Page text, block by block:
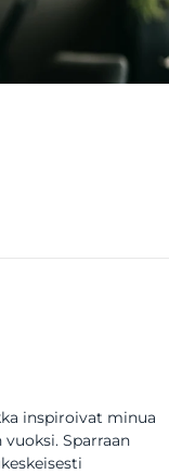
inspiroivat minua
Sparraan